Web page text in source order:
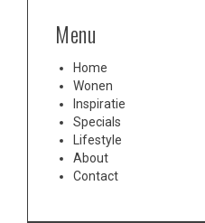
Menu
Home
Wonen
Inspiratie
Specials
Lifestyle
About
Contact